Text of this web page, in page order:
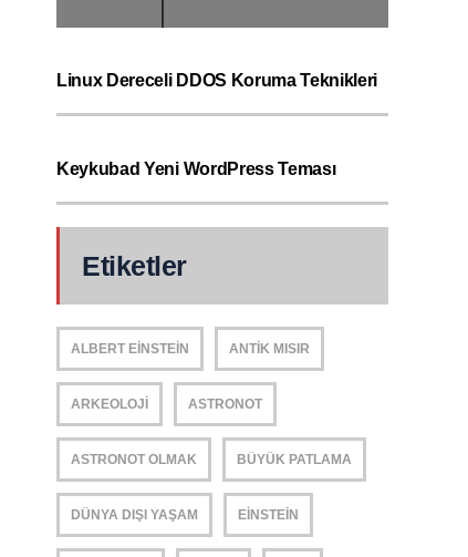
Linux Dereceli DDOS Koruma Teknikleri
Keykubad Yeni WordPress Teması
Etiketler
ALBERT EINSTEIN ANTIK MISIR
ARKEOLOJI ASTRONOT
ASTRONOT OLMAK BÜYÜK PATLAMA
DÜNYA DIŞI YAŞAM EINSTEIN